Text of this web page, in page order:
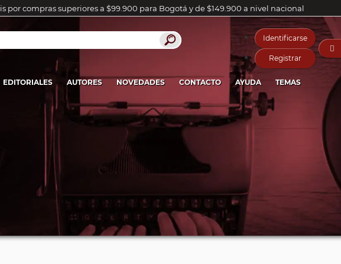
por compras superiores a $99.900 para Bogotá y de $149.900 a nivel nacional
Identificarse
Registrar

EDITORIALES AUTORES NOVEDADES CONTACTO AYUDA TEMAS